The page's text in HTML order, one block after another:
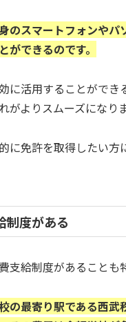
のスマートフォンやパ
ができるのです。
に活用することができ
がよりスムーズになりま
に免許を取得したい方
制度がある
支給制度があることも
の最寄り駅である西武